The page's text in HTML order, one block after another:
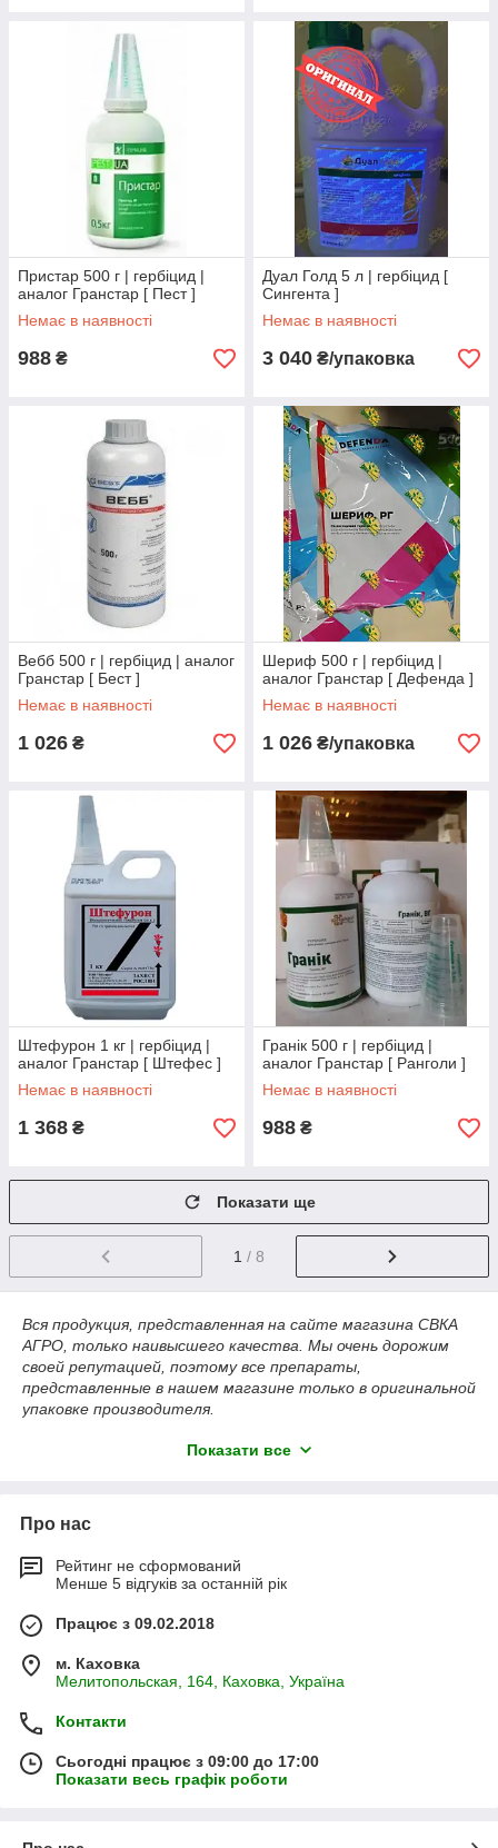
Пристар 500 г | гербіцид |
аналог Гранстар [ Пест ]
Немає в наявності
988 ₴
Дуал Голд 5 л | гербіцид [
Сингента ]
Немає в наявності
3 040 ₴/упаковка
Вебб 500 г | гербіцид | аналог
Гранстар [ Бест ]
Немає в наявності
1 026 ₴
Шериф 500 г | гербіцид |
аналог Гранстар [ Дефенда ]
Немає в наявності
1 026 ₴/упаковка
Штефурон 1 кг | гербіцид |
аналог Гранстар [ Штефес ]
Немає в наявності
1 368 ₴
Гранік 500 г | гербіцид |
аналог Гранстар [ Ранголи ]
Немає в наявності
988 ₴
Показати ще
1 / 8
Вся продукция, представленная на сайте магазина СВКА
АГРО, только наивысшего качества. Мы очень дорожим
своей репутацией, поэтому все препараты,
представленные в нашем магазине только в оригинальной
упаковке производителя.
максимально быстро, а также подобрать достойный
Показати все
Про нас
Рейтинг не сформований
Менше 5 відгуків за останній рік
Працює з 09.02.2018
м. Каховка
Мелитопольская, 164, Каховка, Україна
Контакти
Сьогодні працює з 09:00 до 17:00
Показати весь графік роботи